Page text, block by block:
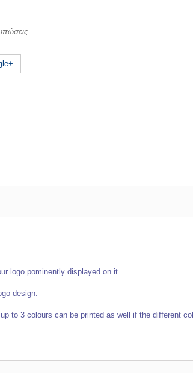
logo pominently displayed on it.
design.
to 3 colours can be printed as well if the different